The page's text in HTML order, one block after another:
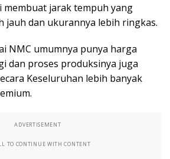
membuat jarak tempuh yang
jauh dan ukurannya lebih ringkas.
NMC umumnya punya harga
dan proses produksinya juga
Keseluruhan lebih banyak
ADVERTISEMENT
TO CONTINUE WITH CONTENT